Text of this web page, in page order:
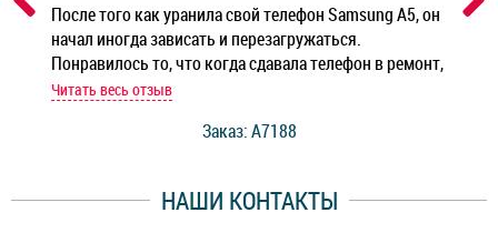
После того как уранила свой телефон Samsung A5, он
начал иногда зависать и перезагружаться.
Понравилось то, что когда сдавала телефон в ремонт,
мастер при мне сделал быструю диагностику и сказал
работы и оперативность!
Читать весь отзыв
Заказ: A7188
НАШИ КОНТАКТЫ